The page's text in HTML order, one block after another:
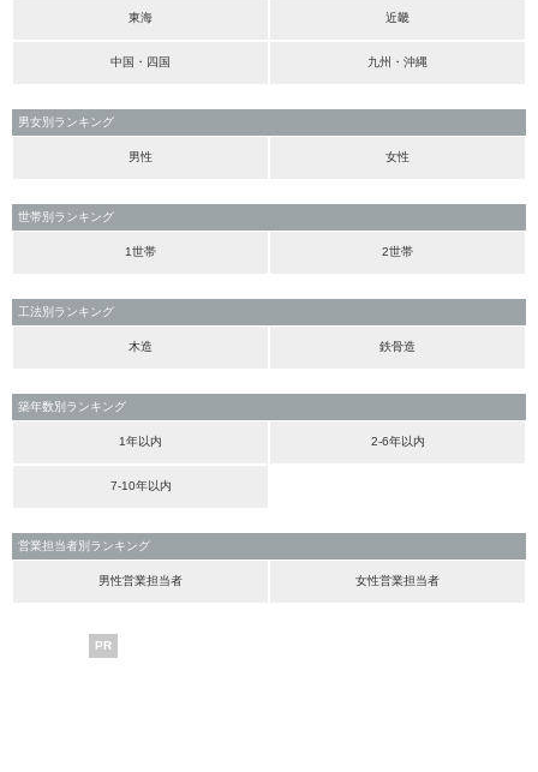
東海 近畿
中国・四国 九州・沖縄
男女別ランキング
男性 女性
世帯別ランキング
1世帯 2世帯
工法別ランキング
木造 鉄骨造
築年数別ランキング
1年以内 2-6年以内
7-10年以内
営業担当者別ランキング
男性営業担当者 女性営業担当者
PR